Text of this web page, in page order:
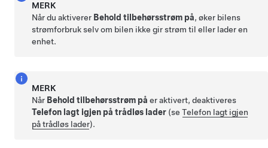
MERK
Når du aktiverer Behold tilbehørsstrøm på, øker bilens
strømforbruk selv om bilen ikke gir strøm til eller lader en
enhet.
MERK
Når Behold tilbehørsstrøm på er aktivert, deaktiveres
Telefon lagt igjen på trådløs lader (seTelefon lagt igjen
på trådløs lader).